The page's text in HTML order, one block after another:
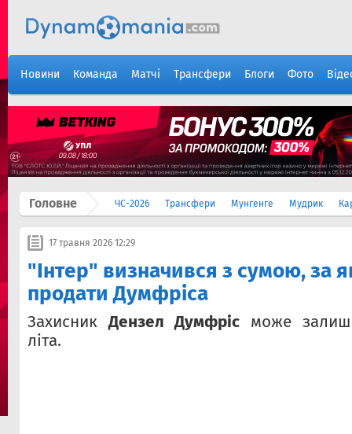
Новини Команда Матчі Трансфери Блоги Фото
Головне ЧС-2026 Трансфери Мунгенге Мудрик
17 травня 2026 12:29
"Інтер" визначився з сумою, за
продати Думфріса
ЗахисникДензел Думфріс може
літа.